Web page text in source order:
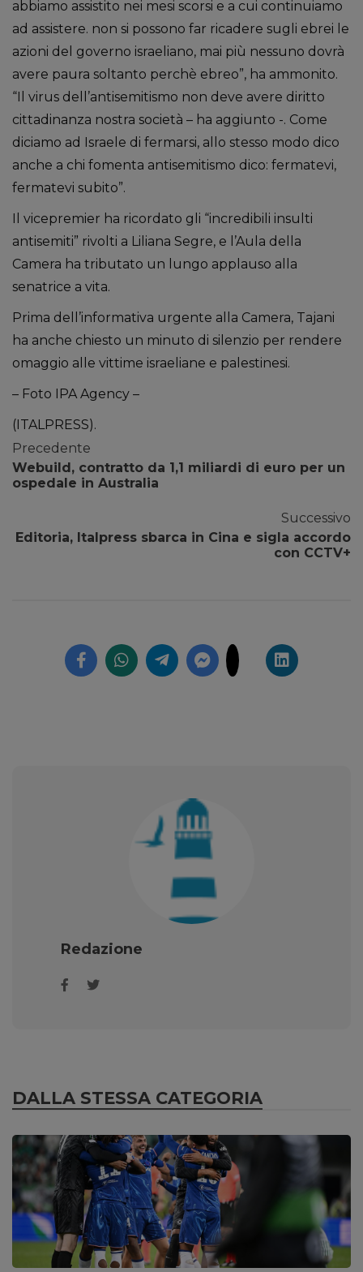
abbiamo assistito nei mesi scorsi e a cui continuiamo
ad assistere. non si possono far ricadere sugli ebrei le
azioni del governo israeliano, mai più nessuno dovrà
avere paura soltanto perchè ebreo”, ha ammonito.
“Il virus dell’antisemitismo non deve avere diritto
cittadinanza nostra società – ha aggiunto -. Come
diciamo ad Israele di fermarsi, allo stesso modo dico
anche a chi fomenta antisemitismo dico: fermatevi,
fermatevi subito”.
Il vicepremier ha ricordato gli “incredibili insulti
antisemiti” rivolti a Liliana Segre, e l’Aula della
Camera ha tributato un lungo applauso alla
senatrice a vita.
Prima dell’informativa urgente alla Camera, Tajani
ha anche chiesto un minuto di silenzio per rendere
omaggio alle vittime israeliane e palestinesi.
– Foto IPA Agency –
(ITALPRESS).
Precedente
Webuild, contratto da 1,1 miliardi di euro per un
ospedale in Australia
Successivo
Editoria, Italpress sbarca in Cina e sigla accordo
con CCTV+
Redazione
DALLA STESSA CATEGORIA